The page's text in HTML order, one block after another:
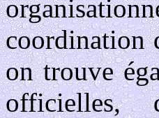
coordination
on trouve
officielles,